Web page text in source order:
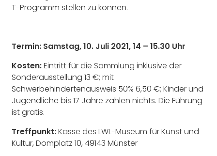
T-Programm stellen zu können.
Termin: Samstag, 10. Juli 2021, 14 – 15.30 Uhr
Kosten:Eintritt für die Sammlung inklusive der
Sonderausstellung 13 €; mit
Schwerbehindertenausweis 50% 6,50 €; Kinder und
Jugendliche bis 17 Jahre zahlen nichts. Die Führung
ist gratis.
Treffpunkt:Kasse des LWL-Museum für Kunst und
Kultur, Domplatz 10, 49143 Münster